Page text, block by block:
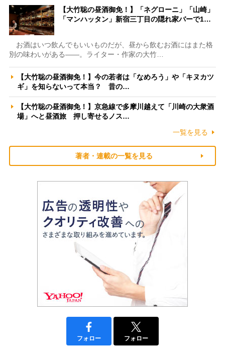
【大竹聡の昼酒御免！】「ネグローニ」「山崎」
「マンハッタン」新宿三丁目の隠れ家バーで1…
お酒はいつ飲んでもいいものだが、昼から飲むお酒にはまた格
別の味わいがある――。ライター・作家の大竹…
【大竹聡の昼酒御免！】今の若者は「なめろう」や「キヌカツ
ギ」を知らないって本当？ 昔の…
【大竹聡の昼酒御免！】京急線で多摩川越えて「川崎の大衆酒
場」へと昼酒旅 押し寄せるノス…
一覧を見る
著者・連載の一覧を見る
フォロー フォロー